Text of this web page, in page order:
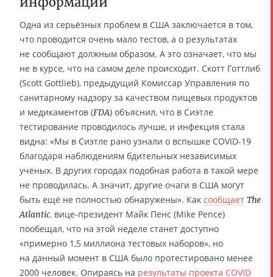
Одна из серьёзных проблем в США заключается в том,
что проводится очень мало тестов, а о результатах
не сообщают должным образом. А это означает, что мы
не в курсе, что на самом деле происходит. Скотт Готтлиб
(Scott Gottlieb), предыдущий Комиссар Управления по
санитарному надзору за качеством пищевых продуктов
и медикаментов (FDA) объяснил, что в Сиэтле
тестирование проводилось лучше, и инфекция стала
видна: «Мы в Сиэтле рано узнали о вспышке COVID-19
благодаря наблюдениям бдительных независимых
учёных. В других городах подобная работа в такой мере
не проводилась. А значит, другие очаги в США могут
быть ещё не полностью обнаружены». Как сообщает The
Atlantic, вице-президент Майк Пенс (Mike Pence)
пообещал, что на этой неделе станет доступно
«примерно 1,5 миллиона тестовых наборов», но
на данный момент в США было протестировано менее
2000 человек. Опираясь на результаты проекта COVID